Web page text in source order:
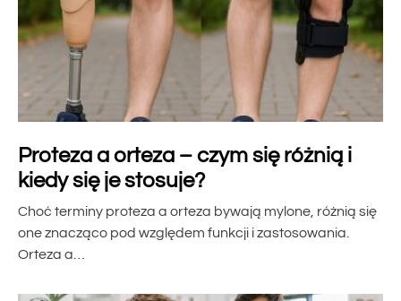
Proteza a orteza – czym się różnią i
kiedy się je stosuje?
Choć terminy proteza a orteza bywają mylone, różnią się
one znacząco pod względem funkcji i zastosowania.
Orteza a…